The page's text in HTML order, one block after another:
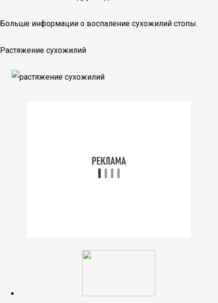
Больше информации о воспаление сухожилий стопы.
Растяжение сухожилий